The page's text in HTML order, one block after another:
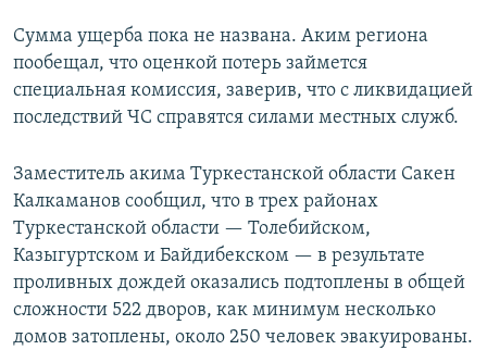
Сумма ущерба пока не названа. Аким региона
пообещал, что оценкой потерь займется
специальная комиссия, заверив, что с ликвидацией
последствий ЧС справятся силами местных служб.
Заместитель акима Туркестанской области Сакен
Калкаманов сообщил, что в трех районах
Туркестанской области — Толебийском,
Казыгуртском и Байдибекском — в результате
проливных дождей оказались подтоплены в общей
сложности 522 дворов, как минимум несколько
домов затоплены, около 250 человек эвакуированы.